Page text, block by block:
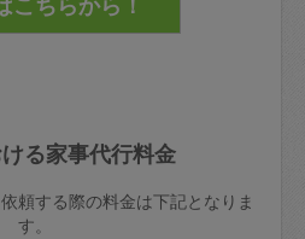
る家事代行料金
頼する際の料金は下記となりま
す。